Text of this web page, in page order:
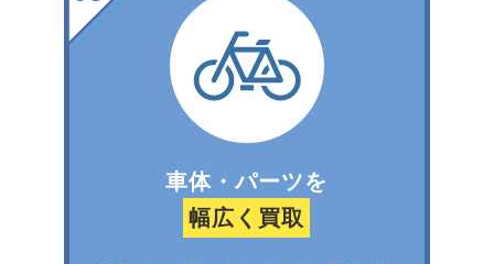
車体・パーツを
幅広く買取